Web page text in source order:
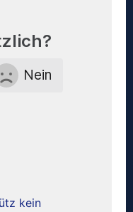
Nein
kein